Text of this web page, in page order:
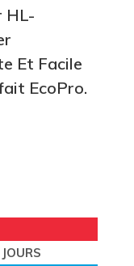
HL-
Et Facile
EcoPro.